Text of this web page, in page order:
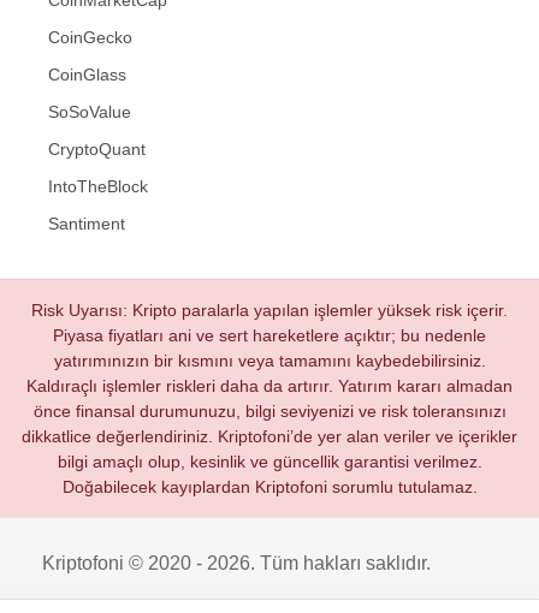
CoinGecko
CoinGlass
SoSoValue
CryptoQuant
IntoTheBlock
Santiment
Risk Uyarısı: Kripto paralarla yapılan işlemler yüksek risk içerir.
Piyasa fiyatları ani ve sert hareketlere açıktır; bu nedenle
yatırımınızın bir kısmını veya tamamını kaybedebilirsiniz.
Kaldıraçlı işlemler riskleri daha da artırır. Yatırım kararı almadan
önce finansal durumunuzu, bilgi seviyenizi ve risk toleransınızı
dikkatlice değerlendiriniz. Kriptofoni’de yer alan veriler ve içerikler
bilgi amaçlı olup, kesinlik ve güncellik garantisi verilmez.
Doğabilecek kayıplardan Kriptofoni sorumlu tutulamaz.
Kriptofoni © 2020 - 2026. Tüm hakları saklıdır.